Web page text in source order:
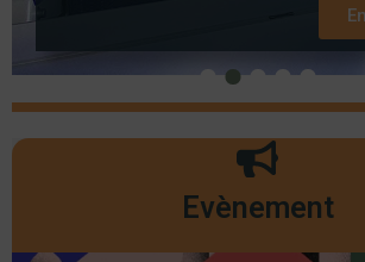
Evènement